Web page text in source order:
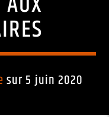
sur 5 juin 2020